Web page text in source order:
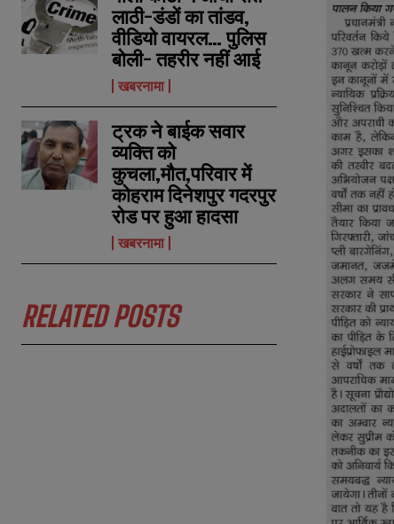
लाठी-डंडों का तांडव,
वीडियो वायरल… पुलिस
बोली- तहरीर नहीं आई
खबरनामा
ट्रक ने बाईक सवार
व्यक्ति को
कुचला,मौत,परिवार में
कोहराम दिनेशपुर गदरपुर
रोड पर हुआ हादसा
खबरनामा
RELATED POSTS